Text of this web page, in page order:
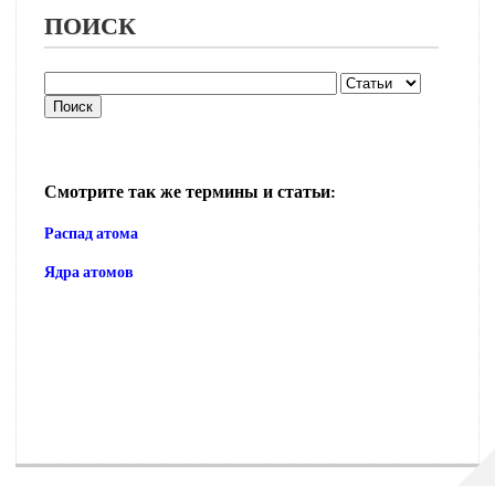
ПОИСК
Смотрите так же термины и статьи:
Распад атома
Ядра атомов